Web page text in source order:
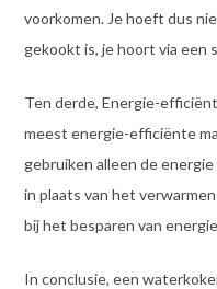
voorkomen. Je hoeft dus
gekookt is, je hoort via een
Ten derde, Energie-
meest energie-efficiënte
gebruiken alleen de
in plaats van het
bij het besparen van
In conclusie, een